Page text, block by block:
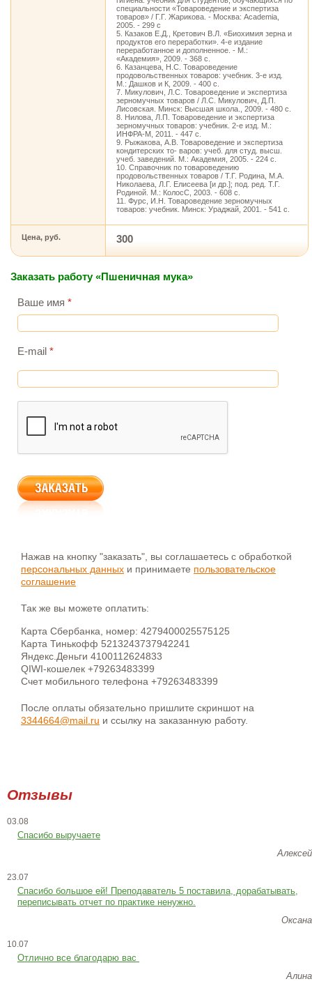
специальности «Товароведение и экспертиза
товаров» / Г.Г. Жарикова. - Москва: Academia,
2005. - 299 с
5. Казаков Е.Д., Кретович В.Л. «Биохимия зерна и
продуктов его переработки». 4-е издание
переработанное и дополненное. - М.:
«Академия», 2009. - 368 с.
6. Казанцева, Н.С. Товароведение
продовольственных товаров: учебник. 3-е изд.
М.: Дашков и К, 2009. - 400 с.
7. Микулович, Л.С. Товароведение и экспертиза
зерномучных товаров / Л.С. Микулович, Д.П.
Лисовская. Минск: Высшая школа., 2009. - 480 с.
8. Нилова, Л.П. Товароведение и экспертиза
зерномучных товаров: учебник. 2-е изд. М.:
ИНФРА-М, 2011. - 447 с.
9. Рыжакова, А.В. Товароведение и экспертиза
кондитерских то- варов: учеб. для студ. высш.
учеб. заведений. М.: Академия, 2005. - 224 с.
10. Справочник по товароведению
продовольственных товаров / Т.Г. Родина, М.А.
Николаева, Л.Г. Елисеева [и др.]; под. ред. Т.Г.
Родиной. М.: КолосС, 2003. - 608 с.
11. Фурс, И.Н. Товароведение зерномучных
товаров: учебник. Минск: Ураджай, 2001. - 541 с.
Цена, руб. 300
Заказать работу «Пшеничная мука»
Ваше имя *
E-mail *
Нажав на кнопку "заказать", вы соглашаетесь с обработкой
персональных данных и принимаете пользовательское
соглашение
Так же вы можете оплатить:
Карта Сбербанка, номер: 4279400025575125
Карта Тинькофф 5213243737942241
Яндекс.Деньги 4100112624833
QIWI-кошелек +79263483399
Счет мобильного телефона +79263483399
После оплаты обязательно пришлите скриншот на
3344664@mail.ru и ссылку на заказанную работу.
Отзывы
03.08
Спасибо выручаете
Алексей
23.07
Cпасибо большое ей! Преподаватель 5 поставила, дорабатывать,
переписывать отчет по практике ненужно.
Оксана
10.07
Отлично все благодарю вас
Алина